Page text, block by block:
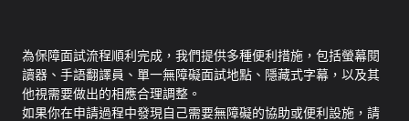
為保障面試流程順利完成，我們提供多種便利措施，包括螢幕閱
讀器、手語翻譯員、單一無障礙面試地點、隱藏式字幕，以及其
他視需要做出的相應合理調整。
如果你在申請過程中發現自己需要無障礙的協助或便利設施，請